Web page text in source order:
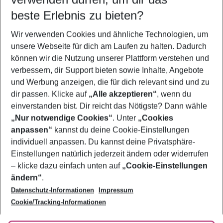
5-8 Nächte
2 Erwachsene Keine Kinder
Mehr Filter anzeigen
Footer
Footer navigation
Über uns
AGB
Bestpreisgarantie
Cookie-Einstellungen ändern
Cookie-Richtlinie
Agenturbetreuung
Barrierefreies Reisen
Folge uns
beste Erlebnis zu bieten?
Wir verwenden Cookies und ähnliche Technologien, um
unsere Webseite für dich am Laufen zu halten. Dadurch
können wir die Nutzung unserer Plattform verstehen und
verbessern, dir Support bieten sowie Inhalte, Angebote
und Werbung anzeigen, die für dich relevant sind und zu
dir passen. Klicke auf „Alle akzeptieren“, wenn du
einverstanden bist. Dir reicht das Nötigste? Dann wähle
„Nur notwendige Cookies“. Unter „Cookies
anpassen“ kannst du deine Cookie-Einstellungen
individuell anpassen. Du kannst deine Privatsphäre-
Einstellungen natürlich jederzeit ändern oder widerrufen
– klicke dazu einfach unten auf „Cookie-Einstellungen
ändern“.
Datenschutz-Informationen
Impressum
Cookie/Tracking-Informationen